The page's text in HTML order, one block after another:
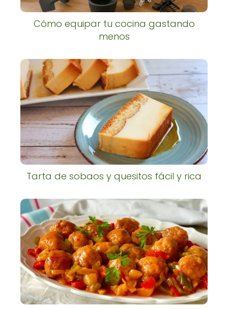
Cómo equipar tu cocina gastando
menos
Tarta de sobaos y quesitos fácil y rica